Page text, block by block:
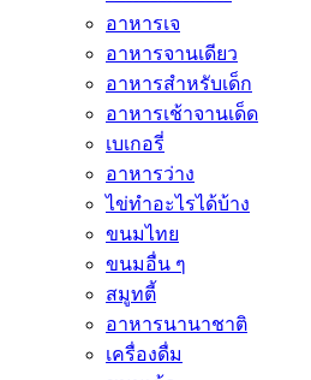
อาหารเจ
อาหารจานเดียว
อาหารสำหรับเด็ก
อาหารเช้าจานเด็ด
เบเกอรี่
อาหารว่าง
ไข่ทำอะไรได้บ้าง
ขนมไทย
ขนมอื่น ๆ
สมูทตี้
อาหารนานาชาติ
เครื่องดื่ม